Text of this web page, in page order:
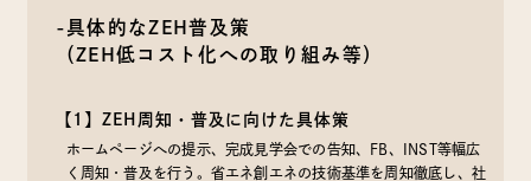
-具体的なZEH普及策
（ZEH低コスト化への取り組み等）
【1】ZEH周知・普及に向けた具体策
ホームページへの提示、完成見学会での告知、FB、INST等幅広
く周知・普及を行う。省エネ創エネの技術基準を周知徹底し、社